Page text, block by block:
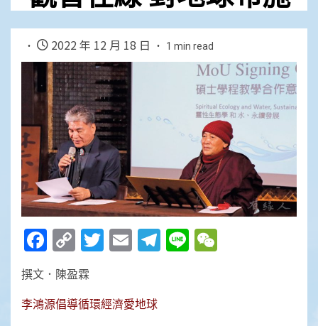
2022 年 12 月 18 日 1 min read
Facebook
Copy
Link
Twitter
EmailTelegram
Line
撰文．陳盈霖
李鴻源倡導循環經濟愛地球